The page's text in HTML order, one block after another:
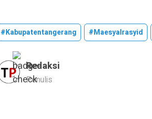
#kabupatentangerang #maesyalrasyid
Redaksi
Penulis